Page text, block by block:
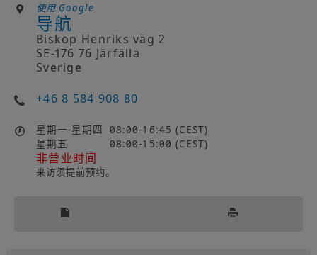
使用 Google
导航
Biskop Henriks väg 2
SE-176 76 Järfälla
Sverige
+46 8 584 908 80
星期一-星期四
08:00-16:45 (CEST)
星期五
08:00-15:00 (CEST)
非营业时间
来访须提前预约。